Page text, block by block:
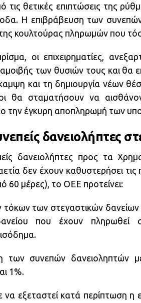
τις θετικές επιπτώσεις της
Η επιβράβευση των
κουλτούρας πληρωμών που
οι επιχειρηματίες,
των θυσιών τους και
και τη δημιουργία νέων
θα σταματήσουν να
την έγκυρη αποπληρωμή των
δανειολήπτες
δανειολήπτες προς τα
δεν έχουν καθυστερήσει
60 μέρες), το ΟΕΕ προτείνει:
των στεγαστικών
που έχουν
των συνεπών δανειοληπτών
1%.
εξεταστεί κατά περίπτωση η